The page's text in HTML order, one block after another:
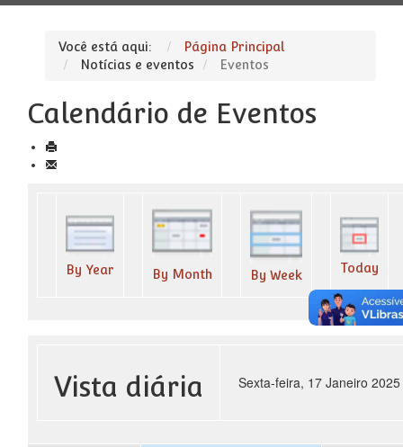
Você está aqui:
Página Principal
Notícias e eventos
Eventos
Calendário de Eventos
By Year By Month By Week
Today
Vista diária Sexta-feira, 17 Janeiro 2025